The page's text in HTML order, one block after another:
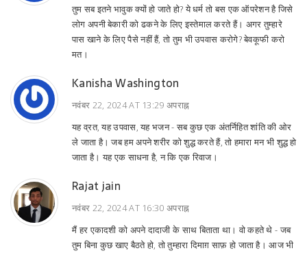
तुम सब इतने भावुक क्यों हो जाते हो? ये धर्म तो बस एक ऑपरेशन है जिसे
लोग अपनी बेकारी को ढकने के लिए इस्तेमाल करते हैं। अगर तुम्हारे
पास खाने के लिए पैसे नहीं हैं, तो तुम भी उपवास करोगे? बेवकूफी करो
मत।
Kanisha Washington
नवंबर 22, 2024 AT 13:29 अपराह्न
यह व्रत, यह उपवास, यह भजन - सब कुछ एक अंतर्निहित शांति की ओर
ले जाता है। जब हम अपने शरीर को शुद्ध करते हैं, तो हमारा मन भी शुद्ध हो
जाता है। यह एक साधना है, न कि एक रिवाज।
Rajat jain
नवंबर 22, 2024 AT 16:30 अपराह्न
मैं हर एकादशी को अपने दादाजी के साथ बिताता था। वो कहते थे - जब
तुम बिना कुछ खाए बैठते हो, तो तुम्हारा दिमाग़ साफ़ हो जाता है। आज भी